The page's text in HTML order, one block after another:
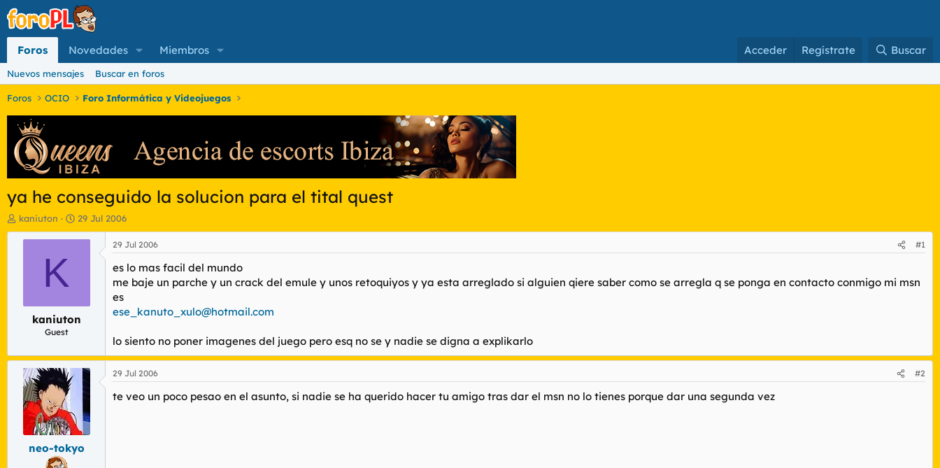
Foros Novedades Miembros Acceder Regístrate Buscar
Nuevos mensajes Buscar en foros
Foros OCIO Foro Informática y Videojuegos
ya he conseguido la solucion para el tital quest
I
n
o
l
e
m
a
kaniuton
F
e
c
i
n
i
o
29 Jul 2006
K
kaniuton
Guest
29 Jul 2006 #1
es lo mas facil del mundo
me baje un parche y un crack del emule y unos retoquiyos y ya esta arreglado si alguien qiere saber como se arregla q se ponga en contacto conmigo mi msn
es
ese_kanuto_xulo@hotmail.com
lo siento no poner imagenes del juego pero esq no se y nadie se digna a explikarlo
neo-tokyo
29 Jul 2006 #2
te veo un poco pesao en el asunto, si nadie se ha querido hacer tu amigo tras dar el msn no lo tienes porque dar una segunda vez